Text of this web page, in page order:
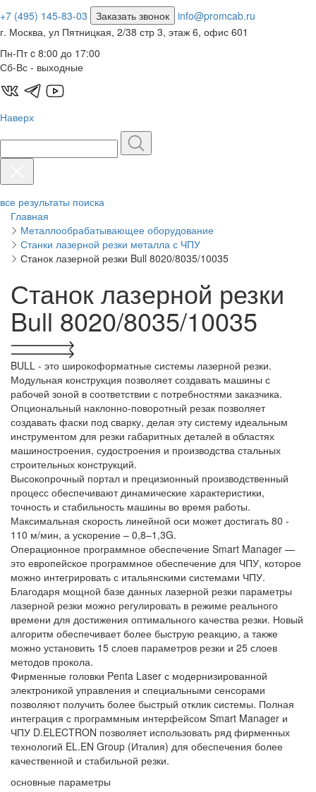
+7 (495) 145-83-03
Заказать звонок info@promcab.ru
г. Москва, ул Пятницкая, 2/38 стр 3, этаж 6, офис 601
Пн-Пт c 8:00 до 17:00
Сб-Вс - выходные
Наверх
все результаты поиска
Главная
Металлообрабатывающее оборудование
Станки лазерной резки металла с ЧПУ
Станок лазерной резки Bull 8020/8035/10035
Станок лазерной резки
Bull 8020/8035/10035
BULL - это широкоформатные системы лазерной резки.
Модульная конструкция позволяет создавать машины с
рабочей зоной в соответствии с потребностями заказчика.
Опциональный наклонно-поворотный резак позволяет
создавать фаски под сварку, делая эту систему идеальным
инструментом для резки габаритных деталей в областях
машиностроения, судостроения и производства стальных
строительных конструкций.
Высокопрочный портал и прецизионный производственный
процесс обеспечивают динамические характеристики,
точность и стабильность машины во время работы.
Максимальная скорость линейной оси может достигать 80 -
110 м/мин, а ускорение – 0,8–1,3G.
Операционное программное обеспечение Smart Manager —
это европейское программное обеспечение для ЧПУ, которое
можно интегрировать с итальянскими системами ЧПУ.
Благодаря мощной базе данных лазерной резки параметры
лазерной резки можно регулировать в режиме реального
времени для достижения оптимального качества резки. Новый
алгоритм обеспечивает более быструю реакцию, а также
можно установить 15 слоев параметров резки и 25 слоев
методов прокола.
Фирменные головки Penta Laser с модернизированной
электроникой управления и специальными сенсорами
позволяют получить более быстрый отклик системы. Полная
интеграция с программным интерфейсом Smart Manager и
ЧПУ D.ELECTRON позволяет использовать ряд фирменных
технологий EL.EN Group (Италия) для обеспечения более
качественной и стабильной резки.
основные параметры